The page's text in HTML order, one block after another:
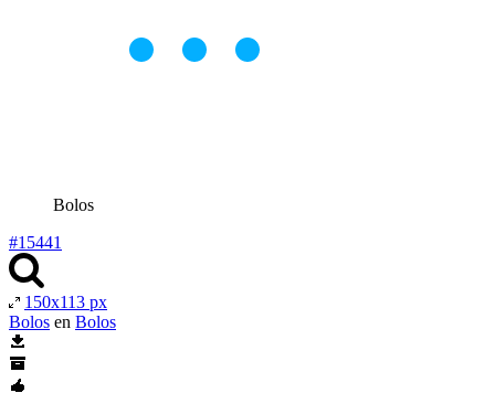
Bolos
#15441
150x113 px
Bolos en Bolos